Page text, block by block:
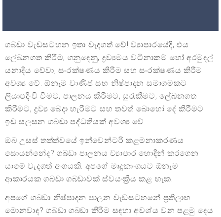
ගබඩා වැඩසටහන ඉතා වැදගත් වේ! ව්‍යාපාරයේදී, එය
ලේඛනගත කිරීම, ගනුදෙනු, ද්‍රව්‍යමය වටිනාකම් හෝ අරමුදල්
යනාදිය වේවා, සංරක්ෂණය කිරීම සහ සංරක්ෂණය කිරීම
අවශ්‍ය වේ. ඕනෑම වාණිජ සහ නිෂ්පාදන සමාගමකට
ලියාපදිංචි වීමට, පාලනය කිරීමට, සුරැකීමට, ලේඛනගත
කිරීමට, ද්‍රව්‍ය බෙදා හැරීමට සහ තවත් බොහෝ දේ කිරීමට
ඉඩ සලසන ගබඩා පද්ධතියක් අවශ්‍ය වේ.
ඔබ උසස් තත්ත්වයේ ඉන්වෙන්ටරි කළමනාකරණය
සොයන්නේද? ගබඩා පාලනය ව්‍යාපාර හොඳින් කරගෙන
යාමේ වැදගත් අංගයකි. අපගේ මෘදුකාංගයට ඕනෑම
ආකාරයක ගබඩා ගබඩාවක් ස්වයංක්‍රීය කළ හැක.
අපගේ ගබඩා නිෂ්පාදන පාලන වැඩසටහනේ ප්‍රතිලාභ
මොනවාද? ගබඩා ගබඩා කිරීම සඳහා අවශ්ය වන පළමු දෙය